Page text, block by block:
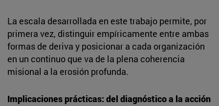
La escala desarrollada en este trabajo permite, por
primera vez, distinguir empíricamente entre ambas
formas de deriva y posicionar a cada organización
en un continuo que va de la plena coherencia
misional a la erosión profunda.
Implicaciones prácticas: del diagnóstico a la acción